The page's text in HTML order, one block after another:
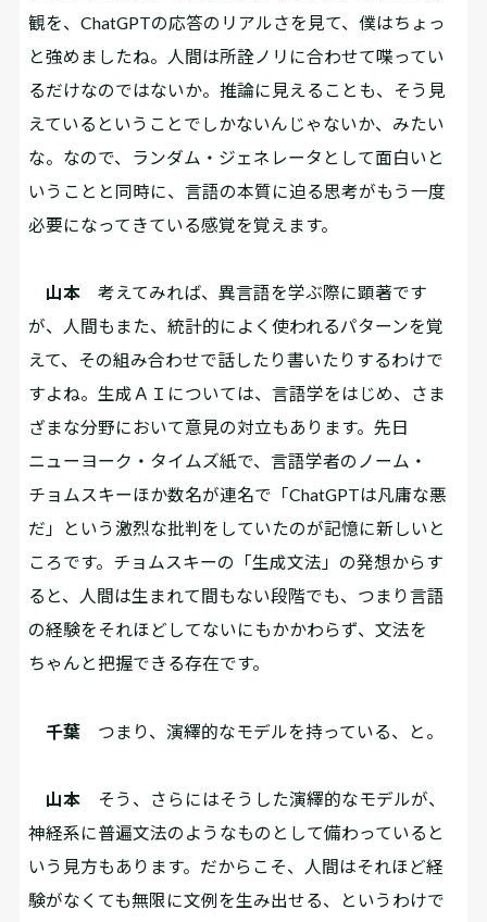
観を、ChatGPTの応答のリアルさを見て、僕はちょっ
と強めましたね。人間は所詮ノリに合わせて喋ってい
るだけなのではないか。推論に見えることも、そう見
えているということでしかないんじゃないか、みたい
な。なので、ランダム・ジェネレータとして面白いと
いうことと同時に、言語の本質に迫る思考がもう一度
必要になってきている感覚を覚えます。
山本 考えてみれば、異言語を学ぶ際に顕著です
が、人間もまた、統計的によく使われるパターンを覚
えて、その組み合わせで話したり書いたりするわけで
すよね。生成ＡＩについては、言語学をはじめ、さま
ざまな分野において意見の対立もあります。先日
ニューヨーク・タイムズ紙で、言語学者のノーム・
チョムスキーほか数名が連名で「ChatGPTは凡庸な悪
だ」という激烈な批判をしていたのが記憶に新しいと
ころです。チョムスキーの「生成文法」の発想からす
ると、人間は生まれて間もない段階でも、つまり言語
の経験をそれほどしてないにもかかわらず、文法を
ちゃんと把握できる存在です。
千葉 つまり、演繹的なモデルを持っている、と。
山本 そう、さらにはそうした演繹的なモデルが、
神経系に普遍文法のようなものとして備わっていると
いう見方もあります。だからこそ、人間はそれほど経
験がなくても無限に文例を生み出せる、というわけで